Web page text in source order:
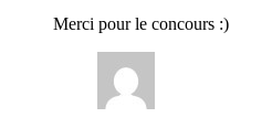
Merci pour le concours :)